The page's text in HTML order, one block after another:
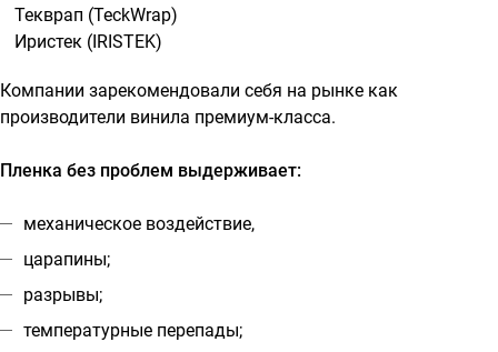
Текврап (TeckWrap)
Иристек (IRISTEK)
Компании зарекомендовали себя на рынке как
производители винила премиум-класса.
Пленка без проблем выдерживает:
механическое воздействие,
царапины;
разрывы;
температурные перепады;